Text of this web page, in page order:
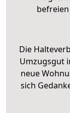
Die
Umzugsgut
neue
sich